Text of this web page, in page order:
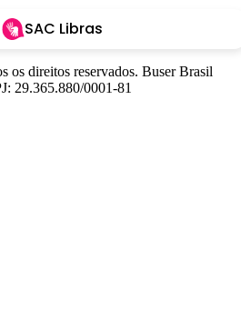
SAC Libras
os direitos reservados. Buser Brasil
29.365.880/0001-81